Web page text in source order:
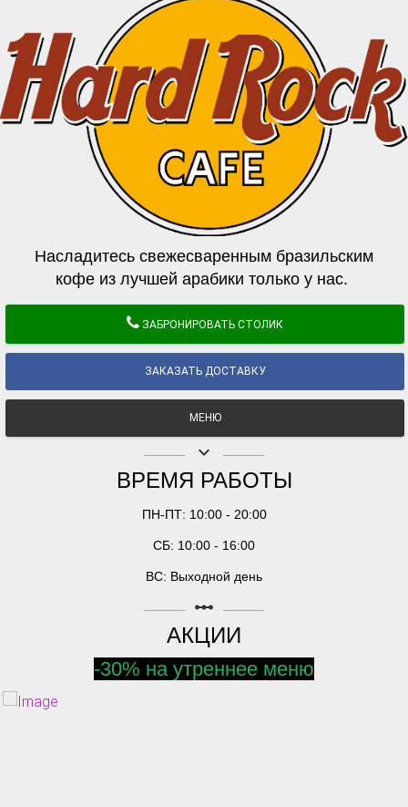
Насладитесь свежесваренным бразильским
кофе из лучшей арабики только у нас.
ЗАБРОНИРОВАТЬ СТОЛИК
ЗАКАЗАТЬ ДОСТАВКУ
МЕНЮ
keyboard_arrow_down
ВРЕМЯ РАБОТЫ
ПН-ПТ: 10:00 - 20:00
СБ: 10:00 - 16:00
ВС: Выходной день
linear_scale
АКЦИИ
-30% на утреннее меню